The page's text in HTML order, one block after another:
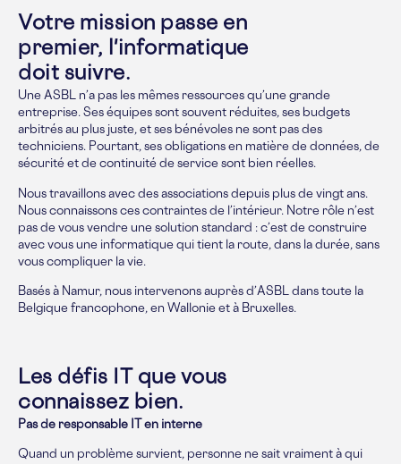
Votre mission passe en
premier, l'informatique
doit suivre.
Une ASBL n’a pas les mêmes ressources qu’une grande
entreprise. Ses équipes sont souvent réduites, ses budgets
arbitrés au plus juste, et ses bénévoles ne sont pas des
techniciens. Pourtant, ses obligations en matière de données, de
sécurité et de continuité de service sont bien réelles.
Nous travaillons avec des associations depuis plus de vingt ans.
Nous connaissons ces contraintes de l’intérieur. Notre rôle n’est
pas de vous vendre une solution standard : c’est de construire
avec vous une informatique qui tient la route, dans la durée, sans
vous compliquer la vie.
Basés à Namur, nous intervenons auprès d’ASBL dans toute la
Belgique francophone, en Wallonie et à Bruxelles.
Les défis IT que vous
connaissez bien.
Pas de responsable IT en interne
Quand un problème survient, personne ne sait vraiment à qui